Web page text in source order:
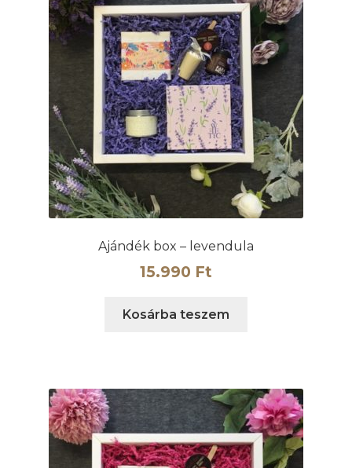
Ajándék box – levendula
15.990 Ft
Kosárba teszem